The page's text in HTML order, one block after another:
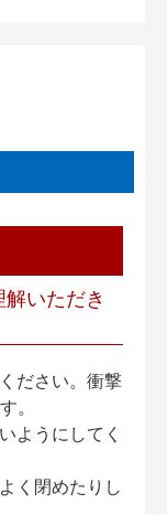
いただき
ださい。衝撃
。
ようにしてく
く閉めたりし